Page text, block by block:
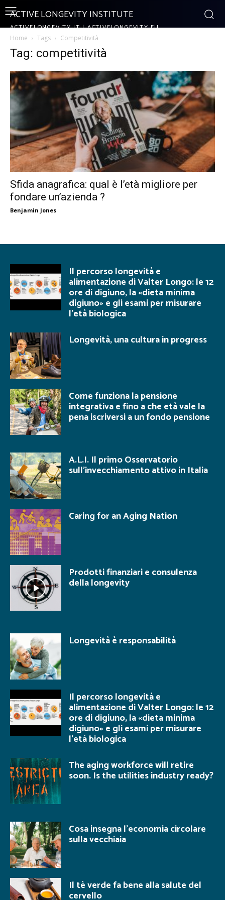
ACTIVE LONGEVITY INSTITUTE
ACTIVELONGEVITY.IT | ACTIVELONGEVITY.EU
Home Tags Competitività
Tag: competitività
Sfida anagrafica: qual è l’età migliore per
fondare un’azienda ?
Benjamin Jones
Il percorso longevità e
alimentazione di Valter Longo: le 12
ore di digiuno, la «dieta minima
digiuno» e gli esami per misurare
l’età biologica
Longevità, una cultura in progress
Come funziona la pensione
integrativa e fino a che età vale la
pena iscriversi a un fondo pensione
A.L.I. Il primo Osservatorio
sull’invecchiamento attivo in Italia
Caring for an Aging Nation
Prodotti finanziari e consulenza
della longevity
Longevità è responsabilità
Il percorso longevità e
alimentazione di Valter Longo: le 12
ore di digiuno, la «dieta minima
digiuno» e gli esami per misurare
l’età biologica
The aging workforce will retire
soon. Is the utilities industry ready?
Cosa insegna l’economia circolare
sulla vecchiaia
Il tè verde fa bene alla salute del
cervello